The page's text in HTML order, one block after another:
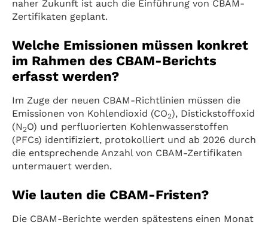
naher Zukunft ist auch die Einführung von CBAM-
Zertifikaten geplant.
Welche Emissionen müssen konkret
im Rahmen des CBAM-Berichts
erfasst werden?
Im Zuge der neuen CBAM-Richtlinien müssen die
Emissionen von Kohlendioxid (CO2), Distickstoffoxid
(N2O) und perfluorierten Kohlenwasserstoffen
(PFCs) identifiziert, protokolliert und ab 2026 durch
die entsprechende Anzahl von CBAM-Zertifikaten
untermauert werden.
Wie lauten die CBAM-Fristen?
Die CBAM-Berichte werden spätestens einen Monat